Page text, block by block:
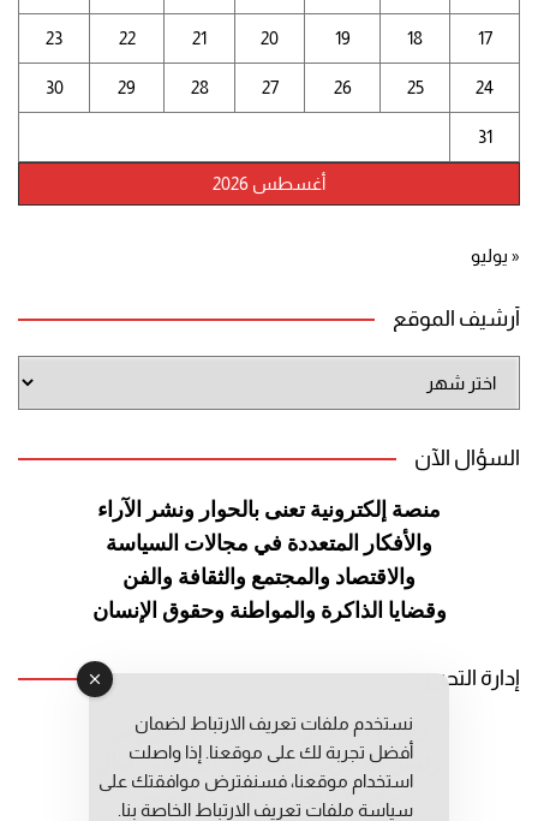
أغسطس 2026
17
18
19
20
21
22
23
24
25
26
27
28
29
30
31
« يوليو
أرشيف الموقع
الموقع
السؤال الآن
منصة إلكترونية تعنى بالحوار ونشر الآراء
والأفكار المتعددة في مجالات السياسة
والاقتصاد والمجتمع والثقافة والفن
وقضايا الذاكرة والمواطنة وحقوق الإنسان
إدارة التحرير
رئيس التحرير: عبد الرحيم التوراني
رئيس التحرير المساعد: المعطي قبال
مديرة التحرير: فاطمة حوحو
نستخدم ملفات تعريف الارتباط لضمان
أفضل تجربة لك على موقعنا. إذا واصلت
استخدام موقعنا، فسنفترض موافقتك على
سياسة ملفات تعريف الارتباط الخاصة بنا.